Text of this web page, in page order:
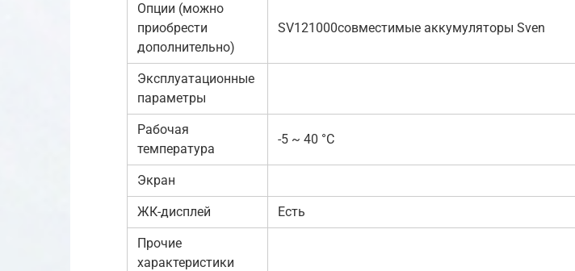
Опции (можно
приобрести
дополнительно)
SV121000совместимые аккумуляторы Sven
Эксплуатационные
параметры
Рабочая
температура
-5 ~ 40 °C
Экран
ЖК-дисплей Есть
Прочие
характеристики